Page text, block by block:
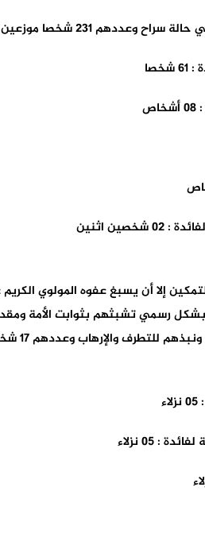
231 شخصا موزعين كالتالي :
اثنين
إلا أن يسبغ عفوه المولوي
بشكل رسمي تشبثهم بثوابت الأمة
الوطنية،
: 05 نزلاء